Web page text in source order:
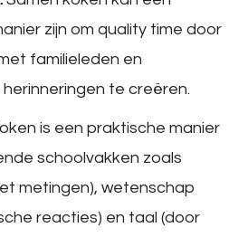
zijn om quality time door
familieleden en
te creëren.
is een praktische manier
schoolvakken zoals
metingen), wetenschap
reacties) en taal (door